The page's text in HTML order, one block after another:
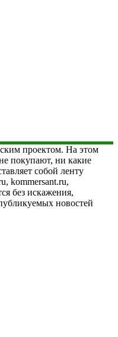
проектом. На этом
покупают, ни какие
собой ленту
kommersant.ru,
без искажения,
новостей